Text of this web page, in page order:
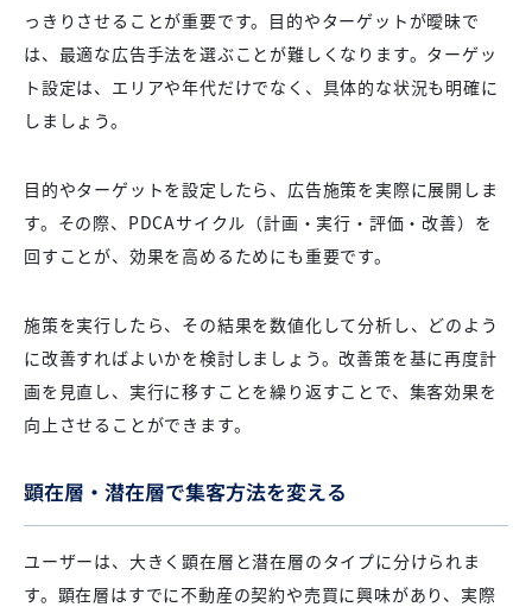
っきりさせることが重要です。目的やターゲットが曖昧で
は、最適な広告手法を選ぶことが難しくなります。ターゲッ
ト設定は、エリアや年代だけでなく、具体的な状況も明確に
しましょう。
目的やターゲットを設定したら、広告施策を実際に展開しま
す。その際、PDCAサイクル（計画・実行・評価・改善）を
回すことが、効果を高めるためにも重要です。
施策を実行したら、その結果を数値化して分析し、どのよう
に改善すればよいかを検討しましょう。改善策を基に再度計
画を見直し、実行に移すことを繰り返すことで、集客効果を
向上させることができます。
顕在層・潜在層で集客方法を変える
ユーザーは、大きく顕在層と潜在層のタイプに分けられま
す。顕在層はすでに不動産の契約や売買に興味があり、実際